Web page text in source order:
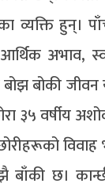
व्यक्ति हुन्।
अभाव,
बोझ बोकी
३५ वर्षीय
बाँकी छ।